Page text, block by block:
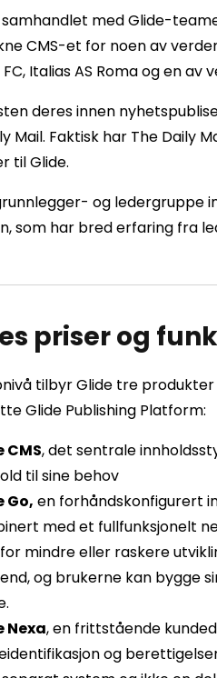
samhandlet med Glide-
CMS-et for noen av
Italias AS Roma og en
deres innen
Mail. Faktisk har The Daily
til Glide.
og ledergruppe
som har bred erfaring fra
priser og
tilbyr Glide tre
Glide Publishing Platform:
CMS, det sentrale
til sine behov
Go, en forhåndskonfigurert
med et fullfunksjonelt
mindre eller raskere
og brukerne kan bygge
Nexa, en frittstående
og